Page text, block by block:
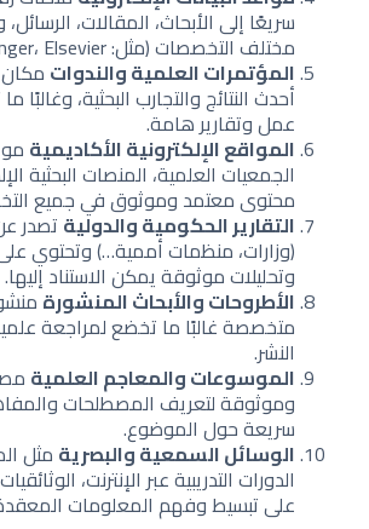
سريعًا إلى الأبحاث، المقالات،
مختلف التخصصات (مثل: PubMed، Springer، Elsevier).
المؤتمرات العلمية والندواتمكان
أحدث النتائج والتجارب البحثية، وغالبًا
عمل وتقارير هامة.
المواقع الإلكترونية الأكاديمية
الجمعيات العلمية، المنصات البحثية
محتوى معتمد وموثوق في جميع
التقارير الحكومية والدوليةتصدر
(وزارات، منظمات أممية…) وتحتوي على
وتحليلات موثوقة يمكن الاستناد إليها.
الأطروحات والأبحاث المنشورة
متخصصة غالبًا ما تخضع لمراجعة
النشر.
الموسوعات والمعاجم العلمية
وموثوقة لتعريف المصطلحات
سريعة حول الموضوع.
الوسائل السمعية والبصريةمثل
الدورات التدريبية عبر الإنترنت،
على تبسيط وفهم المعلومات المعقدة.